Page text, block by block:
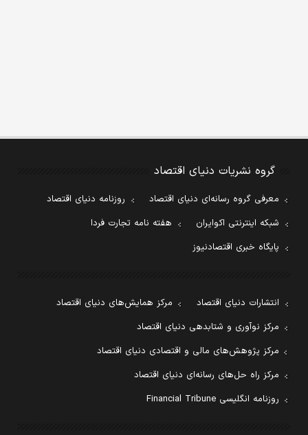
گروه نشریات دنیای اقتصاد
معرفی گروه رسانه‌ای دنیای اقتصاد
روزنامه دنیای اقتصاد
شبکه اینترنتی اکوایران
هفته نامه تجارت فردا
پایگاه خبری اقتصادنیوز
انتشارات دنیای اقتصاد
مرکز همایش‌های دنیای اقتصاد
مرکز نوآوری و شتابدهی دنیای اقتصاد
مرکز پژوهش‌های مالی و اقتصادی دنیای اقتصاد
مرکز راه حل‌های رسانه‌ای دنیای اقتصاد
روزنامه انگلیسی Financial Tribune